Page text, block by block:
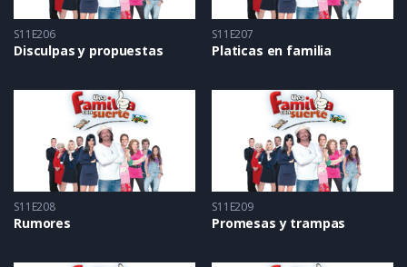
S11E206
Disculpas y propuestas
S11E207
Platicas en familia
S11E208
Rumores
S11E209
Promesas y trampas